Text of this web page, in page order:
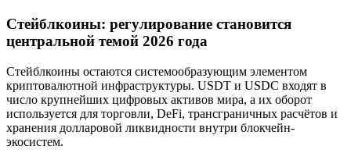
Стейблкоины: регулирование становится
центральной темой 2026 года
Стейблкоины остаются системообразующим элементом
криптовалютной инфраструктуры. USDT и USDC входят в
число крупнейших цифровых активов мира, а их оборот
используется для торговли, DeFi, трансграничных расчётов и
хранения долларовой ликвидности внутри блокчейн-
экосистем.